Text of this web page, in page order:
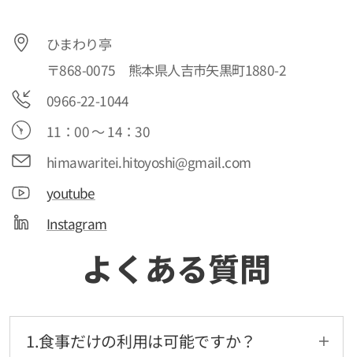
ひまわり亭
〒868-0075 熊本県人吉市矢黒町1880-2
0966-22-1044
11：00 ～ 14：30
himawaritei.hitoyoshi@gmail.com
youtube
Instagram
よくある質問
1.食事だけの利用は可能ですか？